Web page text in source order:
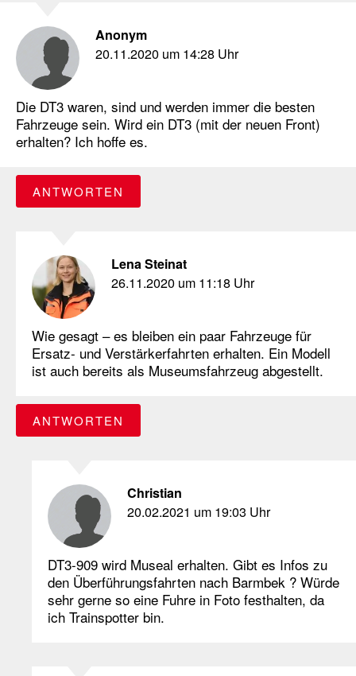
Anonym
20.11.2020 um 14:28 Uhr
Die DT3 waren, sind und werden immer die besten
Fahrzeuge sein. Wird ein DT3 (mit der neuen Front)
erhalten? Ich hoffe es.
ANTWORTEN
Lena Steinat
26.11.2020 um 11:18 Uhr
Wie gesagt – es bleiben ein paar Fahrzeuge für
Ersatz- und Verstärkerfahrten erhalten. Ein Modell
ist auch bereits als Museumsfahrzeug abgestellt.
ANTWORTEN
Christian
20.02.2021 um 19:03 Uhr
DT3-909 wird Museal erhalten. Gibt es Infos zu
den Überführungsfahrten nach Barmbek ? Würde
sehr gerne so eine Fuhre in Foto festhalten, da
ich Trainspotter bin.